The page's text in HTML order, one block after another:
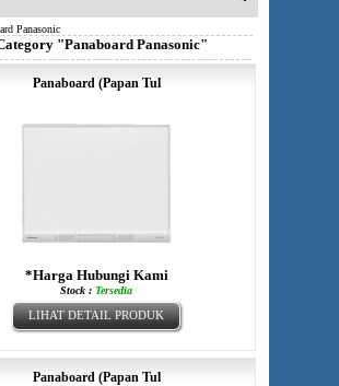
Panasonic
"Panaboard Panasonic"
Panaboard (Papan Tul
*Harga Hubungi Kami
Stock : Tersedia
LIHAT DETAIL PRODUK
Panaboard (Papan Tul